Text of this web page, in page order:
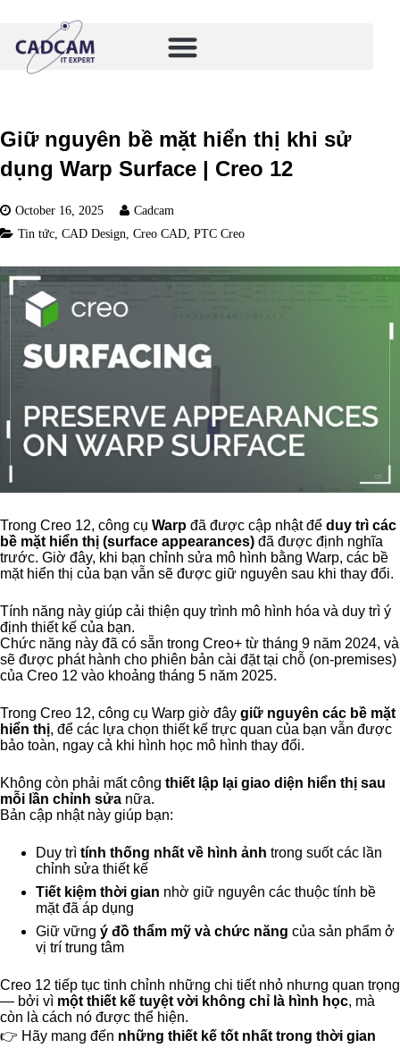
Giữ nguyên bề mặt hiển thị khi sử
dụng Warp Surface | Creo 12
October 16, 2025
Cadcam
Tin tức, CAD Design, Creo CAD, PTC Creo
Trong Creo 12, công cụ Warp đã được cập nhật để duy trì các
bề mặt hiển thị (surface appearances) đã được định nghĩa
trước. Giờ đây, khi bạn chỉnh sửa mô hình bằng Warp, các bề
mặt hiển thị của bạn vẫn sẽ được giữ nguyên sau khi thay đổi.
Tính năng này giúp cải thiện quy trình mô hình hóa và duy trì ý
định thiết kế của bạn.
Chức năng này đã có sẵn trong Creo+ từ tháng 9 năm 2024, và
sẽ được phát hành cho phiên bản cài đặt tại chỗ (on-premises)
của Creo 12 vào khoảng tháng 5 năm 2025.
Trong Creo 12, công cụ Warp giờ đây giữ nguyên các bề mặt
hiển thị, để các lựa chọn thiết kế trực quan của bạn vẫn được
bảo toàn, ngay cả khi hình học mô hình thay đổi.
Không còn phải mất công thiết lập lại giao diện hiển thị sau
mỗi lần chỉnh sửa nữa.
Bản cập nhật này giúp bạn:
Duy trì tính thống nhất về hình ảnh trong suốt các lần
chỉnh sửa thiết kế
Tiết kiệm thời gian nhờ giữ nguyên các thuộc tính bề
mặt đã áp dụng
Giữ vững ý đồ thẩm mỹ và chức năng của sản phẩm ở
vị trí trung tâm
Creo 12 tiếp tục tinh chỉnh những chi tiết nhỏ nhưng quan trọng
— bởi vì một thiết kế tuyệt vời không chỉ là hình học, mà
còn là cách nó được thể hiện.
👉 Hãy mang đến những thiết kế tốt nhất trong thời gian